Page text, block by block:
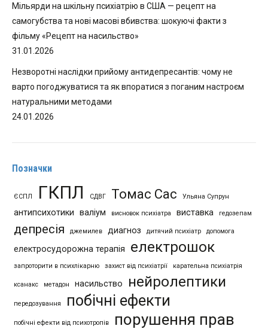
Мільярди на шкільну психіатрію в США — рецепт на
самогубства та нові масові вбивства: шокуючі факти з
фільму «Рецепт на насильство»
31.01.2026
Незворотні наслідки прийому антидепресантів: чому не
варто погоджуватися та як впоратися з поганим настроєм
натуральними методами
24.01.2026
Позначки
ЄСПЛ ГКПЛ СДВГ Томас Сас Ульяна Супрун
антипсихотики валіум висновок психіатра виставка гедозепам
депресія джемилев диагноз дитячий психіатр допомога
електросудорожна терапія електрошок
запроторити в психлікарню захист від психіатрії карательна психіатрія
ксанакс метадон насильство нейролептики
передозування побічні ефекти
побічні ефекти від психотропів порушення прав